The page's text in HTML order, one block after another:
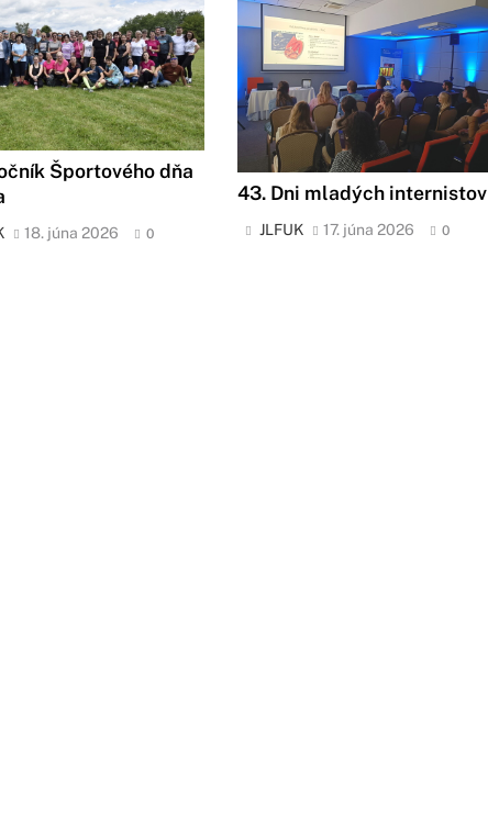
Športového dňa
18. júna 2026 0
43. Dni mladých internistov
JLFUK 17. júna 2026 0